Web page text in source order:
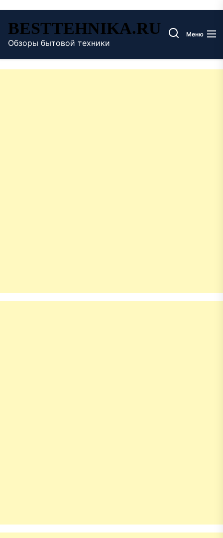
содержимому
BESTTEHNIKA.RU
Обзоры бытовой техники
Меню